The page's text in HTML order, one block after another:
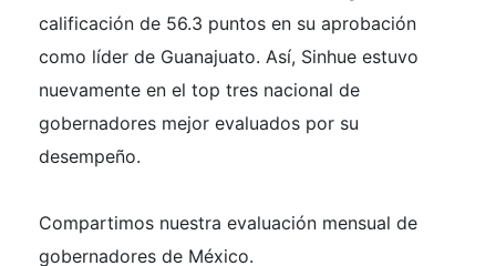
calificación de 56.3 puntos en su aprobación
como líder de Guanajuato. Así, Sinhue estuvo
nuevamente en el top tres nacional de
gobernadores mejor evaluados por su
desempeño.
Compartimos nuestra evaluación mensual de
gobernadores de México.